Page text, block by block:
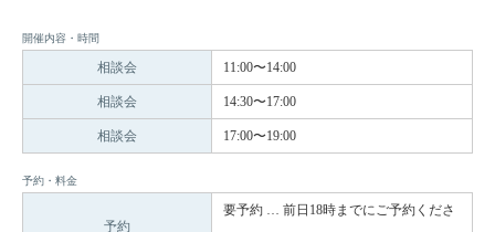
開催内容・時間
相談会 11:00〜14:00
相談会 14:30〜17:00
相談会 17:00〜19:00
予約・料金
予約
要予約 … 前日18時までにご予約くださ